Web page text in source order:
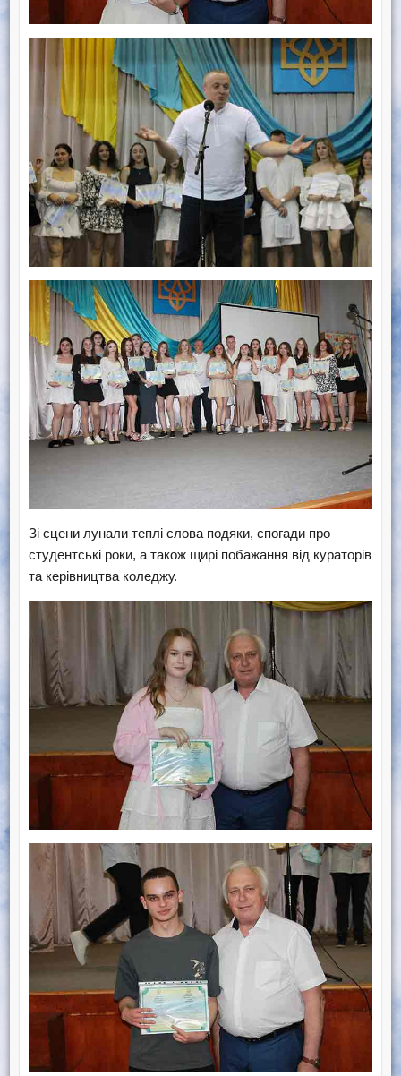
Зі сцени лунали теплі слова подяки, спогади про
студентські роки, а також щирі побажання від кураторів
та керівництва коледжу.